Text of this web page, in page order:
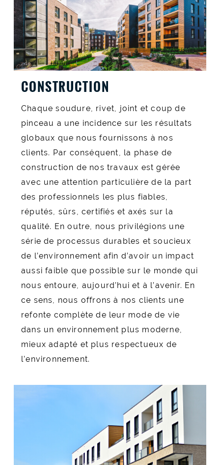
CONSTRUCTION
Chaque soudure, rivet, joint et coup de
pinceau a une incidence sur les résultats
globaux que nous fournissons à nos
clients. Par conséquent, la phase de
construction de nos travaux est gérée
avec une attention particulière de la part
des professionnels les plus fiables,
réputés, sûrs, certifiés et axés sur la
qualité. En outre, nous privilégions une
série de processus durables et soucieux
de l’environnement afin d’avoir un impact
aussi faible que possible sur le monde qui
nous entoure, aujourd’hui et à l’avenir. En
ce sens, nous offrons à nos clients une
refonte complète de leur mode de vie
dans un environnement plus moderne,
mieux adapté et plus respectueux de
l’environnement.